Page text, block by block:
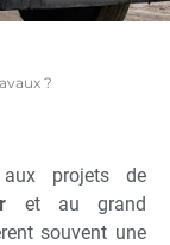
?
projets de
et au grand
souvent une